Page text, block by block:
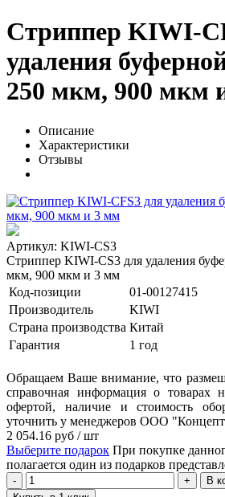
Стриппер KIWI-
удаления
250 мкм, 900 мкм
Описание
Характеристики
Отзывы
Артикул: KIWI-CS3
Стриппер KIWI-CS3 для удаления
мкм, 900 мкм и 3 мм
Код-позиции
01-00127415
Производитель
KIWI
Страна производства Китай
Гарантия
1 год
Обращаем Ваше внимание, что
справочная информация о товарах
офертой, наличие и стоимость
уточнить у менеджеров ООО
2 054.16 руб / шт
Выберите подарок При покупке
полагается один из подарков
В